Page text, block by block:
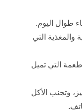
طوال اليوم.
والمغذية التي
التي تميل
وتجنب الأكل